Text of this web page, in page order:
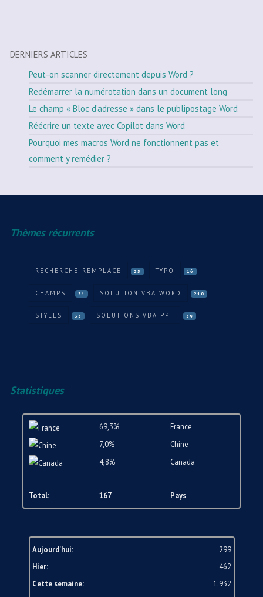
DERNIERS ARTICLES
Peut-on scanner directement depuis Word ?
Redémarrer la numérotation dans un document long
Le champ « Bloc d’adresse » dans le publipostage Word
Réécrire un texte avec Copilot dans Word
Pourquoi mes macros Word ne fonctionnent pas et
comment y remédier ?
Thèmes récurrents
RECHERCHE-REMPLACE 25 TYPO 16
CHAMPS 31 SOLUTION VBA WORD 210
STYLES 33 SOLUTIONS VBA PPT 39
Statistiques
69,3%
France
7,0%
Chine
4,8%
Canada
Total: 167 Pays
Aujourd'hui:
299
Hier:
462
Cette semaine:
1.932